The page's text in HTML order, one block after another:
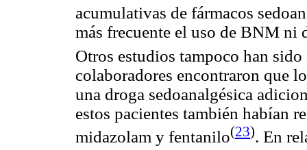
acumulativas de fármacos
más frecuente el uso de BNM ni
Otros estudios tampoco han
colaboradores encontraron que
una droga sedoanalgésica
estos pacientes también habían
midazolam y fentanilo(23). En